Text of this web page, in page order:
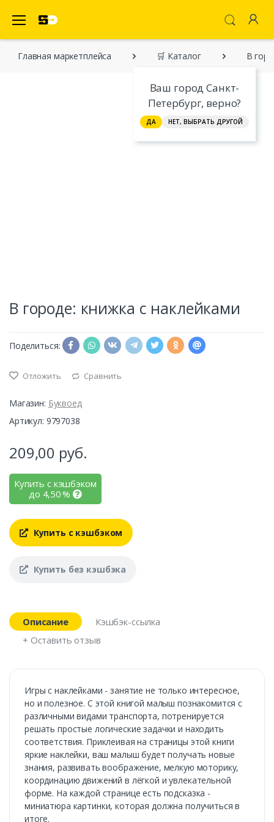
Ваш город Санкт-
Петербург, верно?
ДА НЕТ, ВЫБРАТЬ ДРУГОЙ
Главная марĸетплейса 🛒 Каталог В
В городе: книжка с наклейками
Поделиться:
Отложить Сравнить
Магазин: Буквоед
Артикул: 9797038
209,00 руб.
Купить с кэшбэком
до 4,50%
Купить с кэшбэком
Купить без кэшбэка
Описание
Кэшбэк-ссылка
+ Оставить отзыв
Игры с наклейками - занятие не только интересное,
но и полезное. С этой книгой малыш познакомится с
различными видами транспорта, потренируется
решать простые логические задачки и находить
соответствия. Приклеивая на страницы этой книги
яркие наклейки, ваш малыш будет получать новые
знания, развивать воображение, мелкую моторику,
координацию движений в лёгкой и увлекательной
форме. На каждой странице есть подсказка -
миниатюра картинки, которая должна получиться в
итоге.